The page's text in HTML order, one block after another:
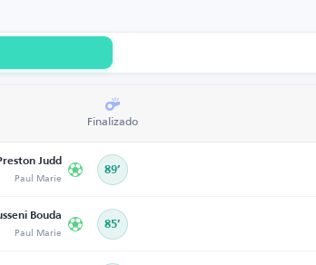
Finalizado
Judd
Paul Marie 89’
Bouda
Paul Marie 85’